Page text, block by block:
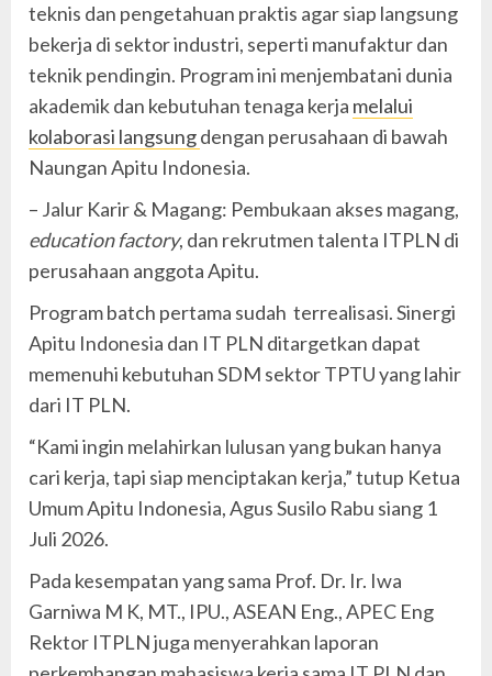
teknis dan pengetahuan praktis agar siap langsung
bekerja di sektor industri, seperti manufaktur dan
teknik pendingin. Program ini menjembatani dunia
akademik dan kebutuhan tenaga kerja melalui
kolaborasi langsungdengan perusahaan di bawah
Naungan Apitu Indonesia.
– Jalur Karir & Magang: Pembukaan akses magang,
education factory, dan rekrutmen talenta ITPLN di
perusahaan anggota Apitu.
Program batch pertama sudah terrealisasi. Sinergi
Apitu Indonesia dan IT PLN ditargetkan dapat
memenuhi kebutuhan SDM sektor TPTU yang lahir
dari IT PLN.
“Kami ingin melahirkan lulusan yang bukan hanya
cari kerja, tapi siap menciptakan kerja,” tutup Ketua
Umum Apitu Indonesia, Agus Susilo Rabu siang 1
Juli 2026.
Pada kesempatan yang sama Prof. Dr. Ir. Iwa
Garniwa M K, MT., IPU., ASEAN Eng., APEC Eng
Rektor ITPLN juga menyerahkan laporan